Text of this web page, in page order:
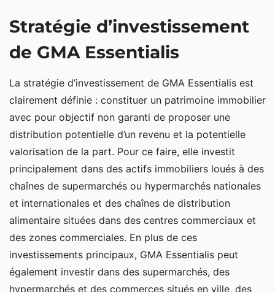
Stratégie d’investissement
de GMA Essentialis
La stratégie d’investissement de GMA Essentialis est
clairement définie : constituer un patrimoine immobilier
avec pour objectif non garanti de proposer une
distribution potentielle d’un revenu et la potentielle
valorisation de la part. Pour ce faire, elle investit
principalement dans des actifs immobiliers loués à des
chaînes de supermarchés ou hypermarchés nationales
et internationales et des chaînes de distribution
alimentaire situées dans des centres commerciaux et
des zones commerciales. En plus de ces
investissements principaux, GMA Essentialis peut
également investir dans des supermarchés, des
hypermarchés et des commerces situés en ville, des